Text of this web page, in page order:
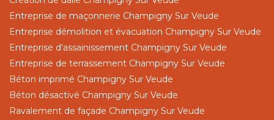
Entreprise de maçonnerie Champigny Sur Veude
Entreprise démolition et évacuation Champigny Sur Veude
Entreprise d'assainissement Champigny Sur Veude
Entreprise de terrassement Champigny Sur Veude
Béton imprimé Champigny Sur Veude
Béton désactivé Champigny Sur Veude
Ravalement de façade Champigny Sur Veude